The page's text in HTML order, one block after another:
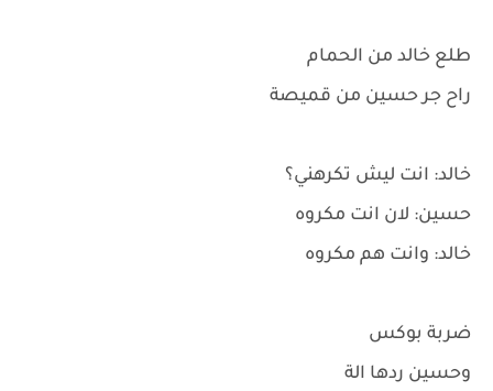
طلع خالد من الحمام
راح جر حسين من قميصة
خالد: انت ليش تكرهني؟
حسين: لان انت مكروه
خالد: وانت هم مكروه
ضربة بوكس
وحسين ردها الة